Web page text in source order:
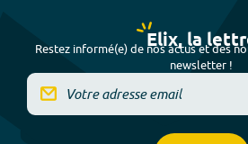
Elix, la
Restez informé(e) de nos actus et des
newsletter !